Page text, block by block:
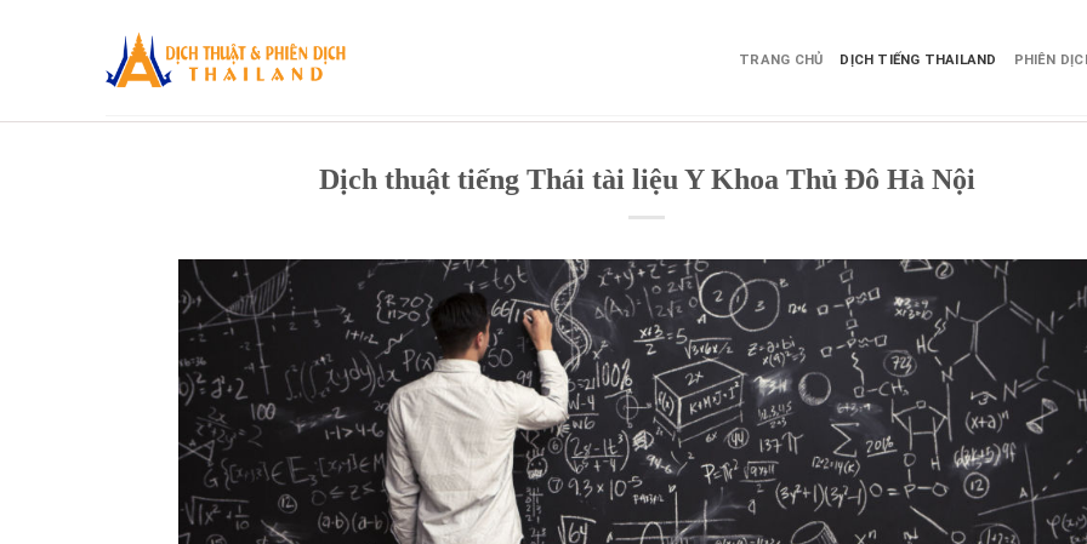
TRANG CHỦ DỊCH TIẾNG THAILAND PHIÊN
Dịch thuật tiếng Thái tài liệu Y Khoa Thủ Đô Hà Nội